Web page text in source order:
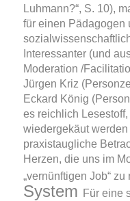
Luhmann?“, S. 10),
für einen Pädagogen
Interessanter (und
Moderation /
Jürgen Kriz
Eckard König
es reichlich
wiedergekäut
praxistaugliche
Herzen, die uns im
„vernünftigen Job“ zu
System
Für eine